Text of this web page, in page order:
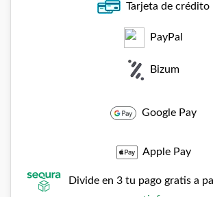
Tarjeta de crédito
PayPal
Bizum
Google Pay
Apple Pay
Divide en 3 tu pago gratis a